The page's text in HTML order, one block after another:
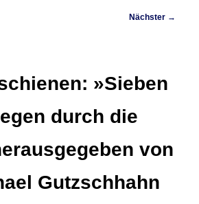
Nächster →
»Sieben
durch die
von
Gutzschhahn